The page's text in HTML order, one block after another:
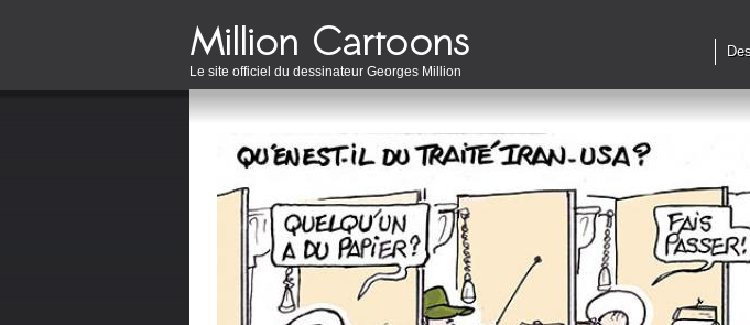
Le site officiel du dessinateur Georges Million